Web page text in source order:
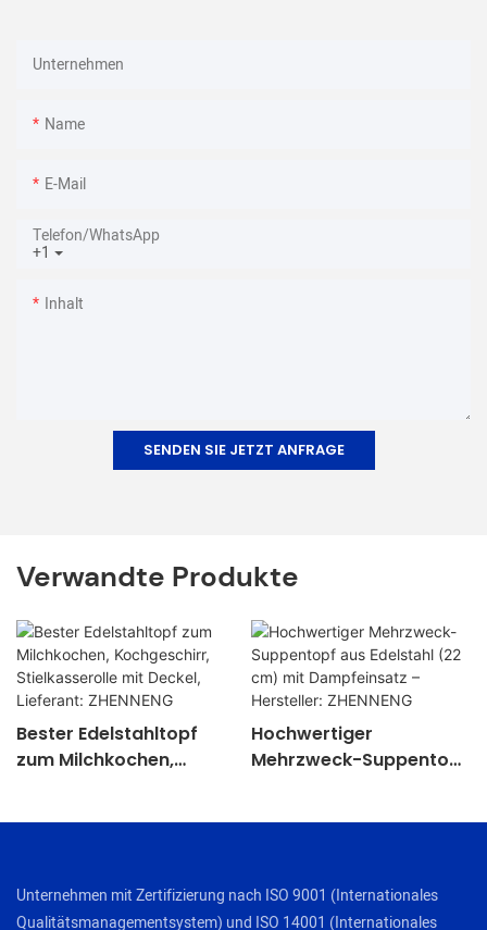
Unternehmen
Name
E-Mail
+1
Telefon/WhatsApp
Inhalt
SENDEN SIE JETZT ANFRAGE
Verwandte Produkte
Bester Edelstahltopf
zum Milchkochen,
Hochwertiger
Mehrzweck-Suppentopf
Unternehmen mit Zertifizierung nach ISO 9001 (Internationales
Qualitätsmanagementsystem) und ISO 14001 (Internationales